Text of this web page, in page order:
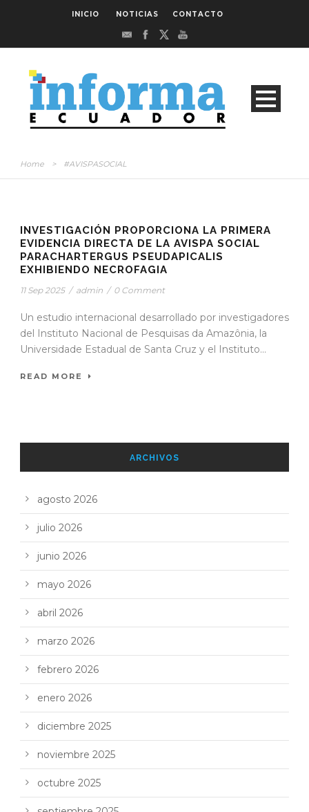
INICIO NOTICIAS CONTACTO
Home > #AVISPASOCIAL
INVESTIGACIÓN PROPORCIONA LA PRIMERA
EVIDENCIA DIRECTA DE LA AVISPA SOCIAL
PARACHARTERGUS PSEUDAPICALIS
EXHIBIENDO NECROFAGIA
11 Sep 2025 / admin / 0 Comment
Un estudio internacional desarrollado por investigadores
del Instituto Nacional de Pesquisas da Amazônia, la
Universidade Estadual de Santa Cruz y el Instituto...
READ MORE
ARCHIVOS
agosto 2026
julio 2026
junio 2026
mayo 2026
abril 2026
marzo 2026
febrero 2026
enero 2026
diciembre 2025
noviembre 2025
octubre 2025